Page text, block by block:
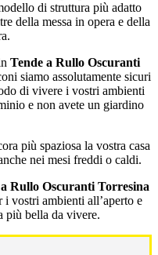
di struttura più adatto
della messa in opera e della
Tende a Rullo Oscuranti
siamo assolutamente sicuri
di vivere i vostri ambienti
e non avete un giardino
più spaziosa la vostra casa
nei mesi freddi o caldi.
Rullo Oscuranti Torresina
i vostri ambienti all’aperto e
più bella da vivere.